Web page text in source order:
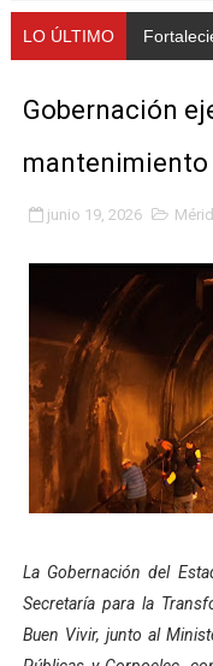
Mincomunas
Gobernación de
Merideños
Recreación y
Club "Rápidos de
84 estudiantes
Cmdnna lleva
Comunas de
Arrancó Plan
LO ÚLTIMO Fortaleciendo la
Gobernación
mantenimiento
junio 19, 2026
La Gobernación del
Secretaría para la
Buen Vivir, junto al